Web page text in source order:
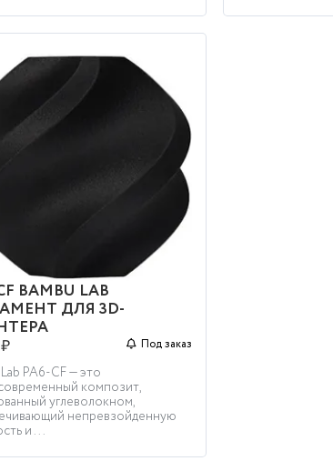
BAMBU LAB
ДЛЯ 3D-
Под заказ
PA6-CF — это
композит,
углеволокном,
непревзойденную
и ...